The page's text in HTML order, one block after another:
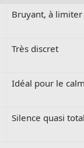
Bruyant, à limiter
Très discret
Idéal pour le
Silence quasi